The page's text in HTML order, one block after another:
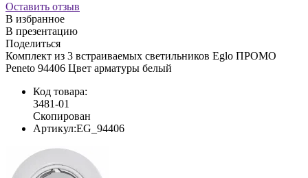
Оставить отзыв
В избранное
В презентацию
Поделиться
Комплект из 3 встраиваемых светильников Eglo ПРОМО
Peneto 94406 Цвет арматуры белый
Код товара:
3481-01
Скопирован
Артикул:EG_94406